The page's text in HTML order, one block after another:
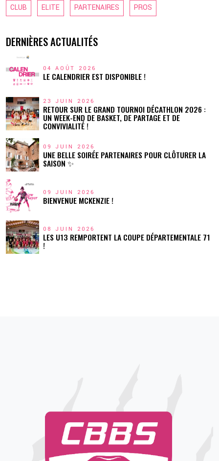
CLUB ELITE PARTENAIRES PROS
DERNIÈRES ACTUALITÉS
04 AOÛT 2026
LE CALENDRIER EST DISPONIBLE !
23 JUIN 2026
RETOUR SUR LE GRAND TOURNOI DÉCATHLON 2026 :
UN WEEK-END DE BASKET, DE PARTAGE ET DE
CONVIVIALITÉ !
09 JUIN 2026
UNE BELLE SOIRÉE PARTENAIRES POUR CLÔTURER LA
SAISON ✨
09 JUIN 2026
BIENVENUE MCKENZIE !
08 JUIN 2026
LES U13 REMPORTENT LA COUPE DÉPARTEMENTALE 71
!